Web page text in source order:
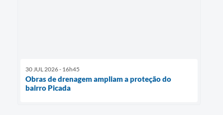
30 JUL 2026 - 16h45
Obras de drenagem ampliam a proteção do
bairro Picada